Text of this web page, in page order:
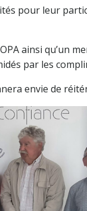
pour leur
ainsi qu’un
par les
envie de